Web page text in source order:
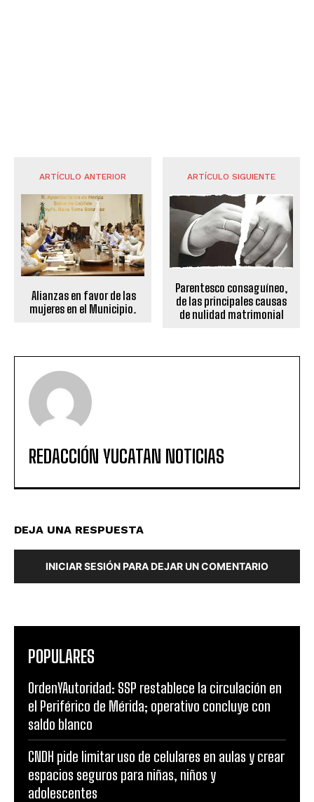
ARTÍCULO ANTERIOR
Alianzas en favor de las
mujeres en el Municipio.
ARTÍCULO SIGUIENTE
Parentesco consaguíneo,
de las principales causas
de nulidad matrimonial
REDACCIÓN YUCATAN NOTICIAS
DEJA UNA RESPUESTA
INICIAR SESIÓN PARA DEJAR UN COMENTARIO
POPULARES
OrdenYAutoridad: SSP restablece la circulación en
el Periférico de Mérida; operativo concluye con
saldo blanco
CNDH pide limitar uso de celulares en aulas y crear
espacios seguros para niñas, niños y
adolescentes